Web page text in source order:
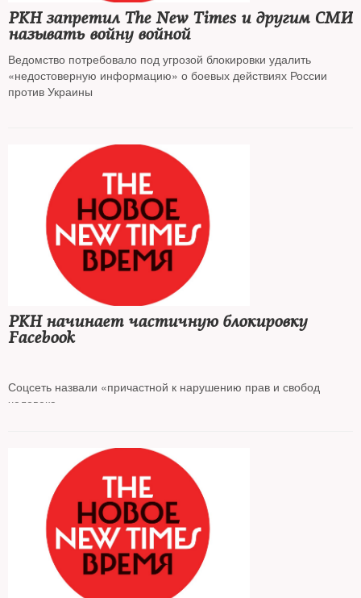
РКН запретил The New Times и другим СМИ
называть войну войной
Ведомство потребовало под угрозой блокировки удалить
«недостоверную информацию» о боевых действиях России
против Украины
РКН начинает частичную блокировку
Facebook
Соцсеть назвали «причастной к нарушению прав и свобод
человека»